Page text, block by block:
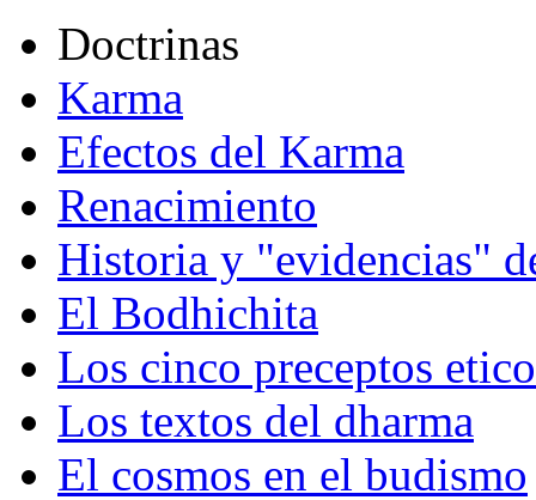
Doctrinas
Karma
Efectos del Karma
Renacimiento
Historia y "evidencias"
El Bodhichita
Los cinco preceptos
Los textos del dharma
El cosmos en el budismo